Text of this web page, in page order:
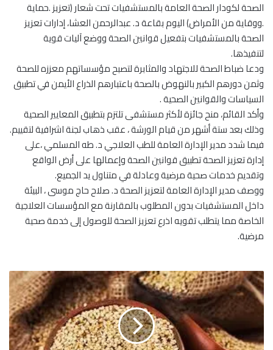
الصحة لكودار الصحة العامة بالمستشفيات تحت شعار (تعزيز .حماية
.ووقاية من الأمراض) اليوم بقاعة د. عبدالرحمن العشا، إدارات تعزيز
الصحة بالمستشفيات بتفعيل قوانين الصحة ووضع آليات قوية
لتنفيذها.
ودعا ضباط الصحة للاجتهاد والمثابرة لتصبح مؤسساتهم معززه للصحة
وثمن دورهم الكبير بالنهوض بالصحة باعتبارهم الذراع الأيمن في تطبيق
السياسات والقوانين الصحية .
وأكد القائم، منح جائزة لأكثر مستشفى تلتزم بتطبيق المعايير الصحية
وذلك بعد ستة أشهر من قيام الورشة ، عقب ذهاب لجنة اشرافية لتقييم.
فيما شدد مدير الإدارة العامة للطب العلاجي د. طه المسلمي ،على
إدارة تعزيز الصحة تطبيق قوانين الصحة وإعمالها على أرض الواقع
وتقديم خدمات صحية مرضية وعادلة في متناول يد الجميع.
ووصف مدير الإدارة العامة لتعزيز الصحة د. صلاح حاج موسى ، البيئة
داخل المستشفيات بدون المطلوب بالمقارنة مع المؤسسات العلاجية
الخاصة مما يتطلب تقويه اذرع تعزيز الصحة للوصول إلى خدمة صحية
مرضية.
أ
س
ع
ا